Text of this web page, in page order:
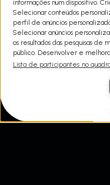
mental, dependência
mulheres.
informações num dispositivo.
Selecionar conteúdos
perfil de anúncios
Selecionar anúncios
os resultados das pesquisas
público. Desenvolver e
Lista de participantes no